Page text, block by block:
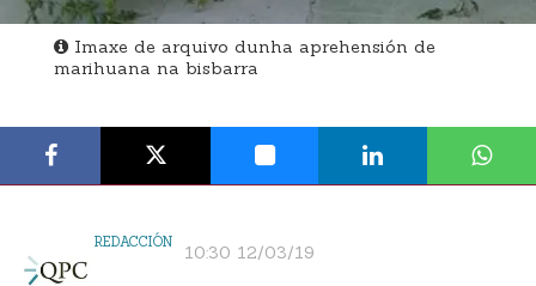
Imaxe de arquivo dunha aprehensión de
marihuana na bisbarra
REDACCIÓN 10:30 12/03/19